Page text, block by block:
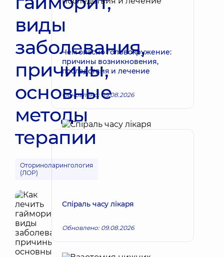
виды
заболевания,
причины,
основные
методы
терапии
Оториноларингология
(ЛОР)
Чем опасно головокружение:
причины возникновения,
последствия и лечение
Обновлено: 09.08.2026
Спіраль часу лікаря
Обновлено: 09.08.2026